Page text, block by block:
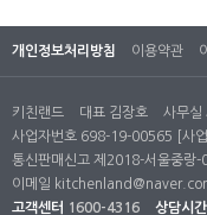
개인정보처리방침 이용약관
키친랜드 대표 김장호
사무실
사업자번호 698-19-00565
[사
통신판매신고 제2018-서울중랑-
이메일
고객센터 1600-4316 상담시간